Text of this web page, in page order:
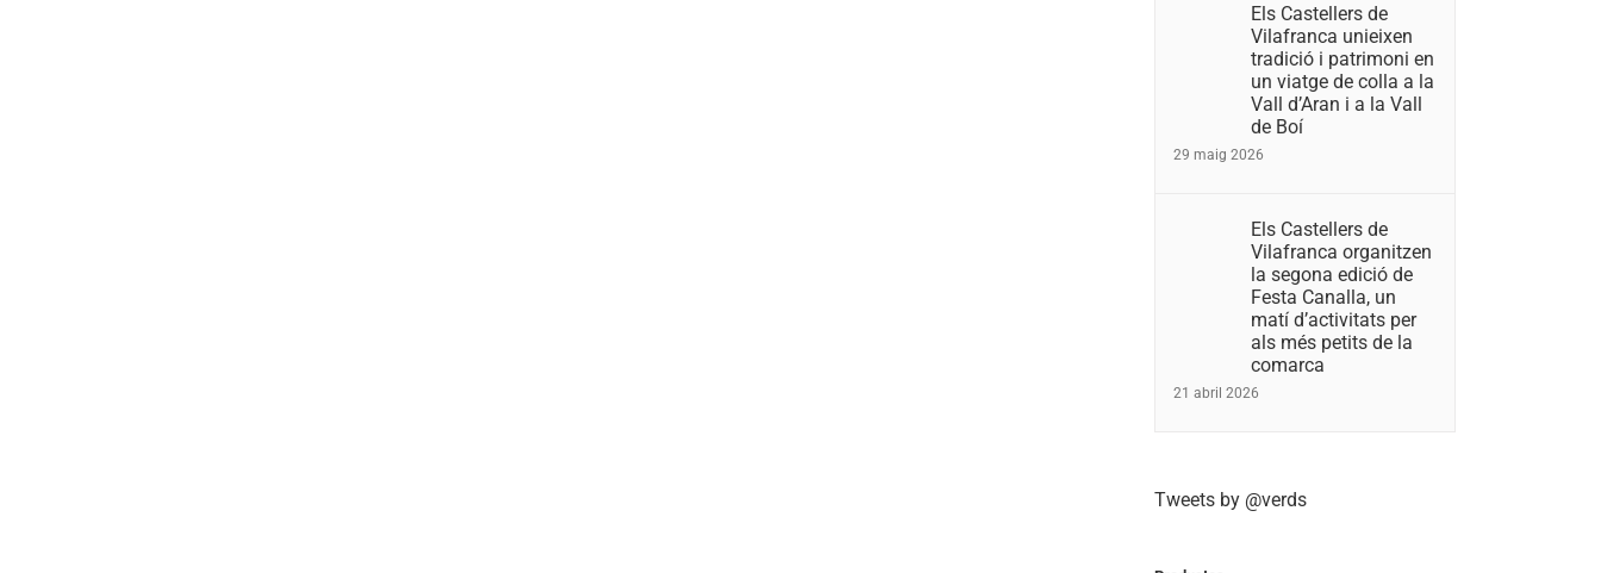
Els Castellers de
Vilafranca unieixen
tradició i patrimoni en
un viatge de colla a la
Vall d’Aran i a la Vall
de Boí
29 maig 2026
Els Castellers de
Vilafranca organitzen
la segona edició de
Festa Canalla, un
matí d’activitats per
als més petits de la
comarca
21 abril 2026
Tweets by @verds